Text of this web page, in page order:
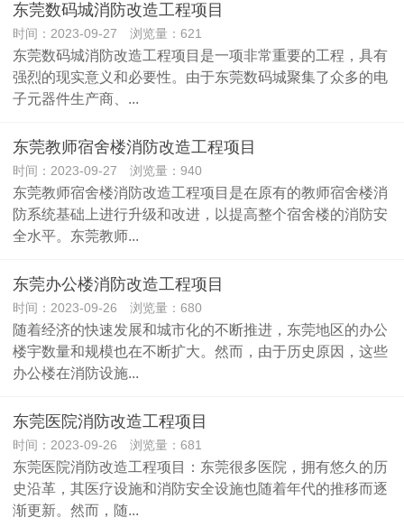
东莞数码城消防改造工程项目
时间：2023-09-27 浏览量：621
东莞数码城消防改造工程项目是一项非常重要的工程，具有
强烈的现实意义和必要性。由于东莞数码城聚集了众多的电
子元器件生产商、...
东莞教师宿舍楼消防改造工程项目
时间：2023-09-27 浏览量：940
东莞教师宿舍楼消防改造工程项目是在原有的教师宿舍楼消
防系统基础上进行升级和改进，以提高整个宿舍楼的消防安
全水平。东莞教师...
东莞办公楼消防改造工程项目
时间：2023-09-26 浏览量：680
随着经济的快速发展和城市化的不断推进，东莞地区的办公
楼宇数量和规模也在不断扩大。然而，由于历史原因，这些
办公楼在消防设施...
东莞医院消防改造工程项目
时间：2023-09-26 浏览量：681
东莞医院消防改造工程项目：东莞很多医院，拥有悠久的历
史沿革，其医疗设施和消防安全设施也随着年代的推移而逐
渐更新。然而，随...